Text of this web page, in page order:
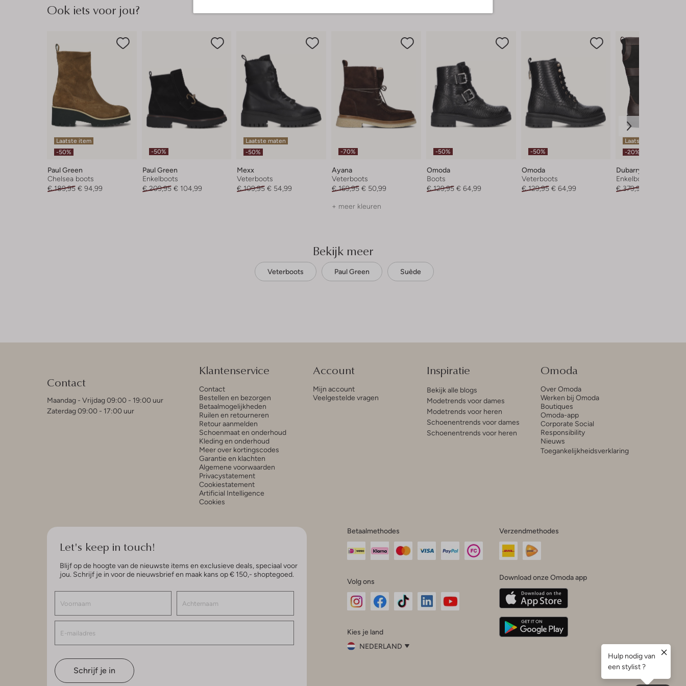
Ook iets voor jou?
Laatste item
-50%
Paul Green
Chelsea boots
€ 189,95 € 94,99
-50%
Paul Green
Enkelboots
€ 209,95 € 104,99
Laatste maten
-50%
Mexx
Veterboots
€ 109,95 € 54,99
-70%
Ayana
Veterboots
€ 169,95 € 50,99
+ meer kleuren
-50%
Omoda
Boots
€ 129,95 € 64,99
-50%
Omoda
Veterboots
€ 129,95 € 64,99
Laatste items
-20%
Dubarry
Enkelboots
€ 379,95
Bekijk meer
Veterboots Paul Green Suède
Contact
Maandag - Vrijdag 09:00 - 19:00 uur
Zaterdag 09:00 - 17:00 uur
Klantenservice
Contact
Bestellen en bezorgen
Betaalmogelijkheden
Ruilen en retourneren
Retour aanmelden
Schoenmaat en onderhoud
Kleding en onderhoud
Meer over kortingscodes
Garantie en klachten
Algemene voorwaarden
Privacystatement
Cookiestatement
Artificial Intelligence
Cookies
Account
Mijn account
Veelgestelde vragen
Inspiratie
Bekijk alle blogs
Modetrends voor dames
Modetrends voor heren
Schoenentrends voor dames
Schoenentrends voor heren
Omoda
Over Omoda
Werken bij Omoda
Boutiques
Omoda-app
Corporate Social
Responsibility
Nieuws
Toegankelijkheidsverklaring
Let's keep in touch!
Blijf op de hoogte van de nieuwste items en exclusieve deals, speciaal voor
jou. Schrijf je in voor de nieuwsbrief en maak kans op € 150,- shoptegoed.
Schrijf je in
Betaalmethodes
Volg ons
InstagramFacebook
Kies je land
NEDERLAND
Verzendmethodes
Download onze Omoda app